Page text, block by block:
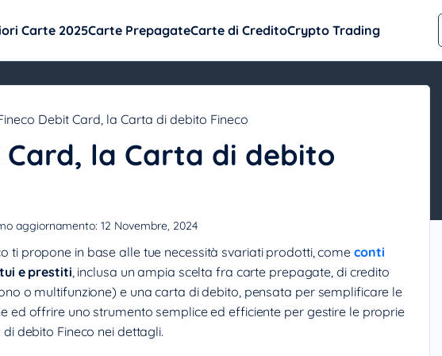
Carte 2025Carte PrepagateCarte di CreditoCrypto Trading
Debit Card, la Carta di debito Fineco
Card, la Carta di debito
aggiornamento: 12 Novembre, 2024
ti propone in base alle tue necessità svariati prodotti, come conti
e prestiti, inclusa un ampia scelta fra carte prepagate, di credito
o multifunzione) e una carta di debito, pensata per semplificare le
ed offrire uno strumento semplice ed efficiente per gestire le proprie
debito Fineco nei dettagli.